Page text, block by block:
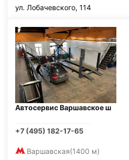
ул. Лобачевского, 114
Автосервис Варшавское ш
+7 (495) 182-17-65
Варшавская(1400 м)